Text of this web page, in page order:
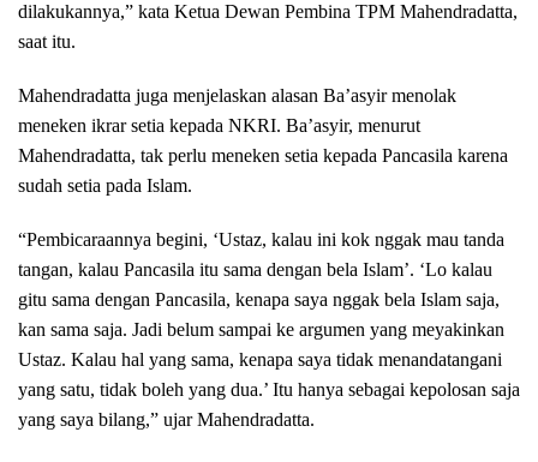
dilakukannya,” kata Ketua Dewan Pembina TPM Mahendradatta,
saat itu.
Mahendradatta juga menjelaskan alasan Ba’asyir menolak
meneken ikrar setia kepada NKRI. Ba’asyir, menurut
Mahendradatta, tak perlu meneken setia kepada Pancasila karena
sudah setia pada Islam.
“Pembicaraannya begini, ‘Ustaz, kalau ini kok nggak mau tanda
tangan, kalau Pancasila itu sama dengan bela Islam’. ‘Lo kalau
gitu sama dengan Pancasila, kenapa saya nggak bela Islam saja,
kan sama saja. Jadi belum sampai ke argumen yang meyakinkan
Ustaz. Kalau hal yang sama, kenapa saya tidak menandatangani
yang satu, tidak boleh yang dua.’ Itu hanya sebagai kepolosan saja
yang saya bilang,” ujar Mahendradatta.